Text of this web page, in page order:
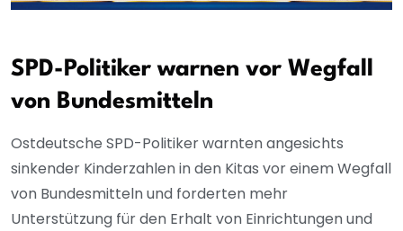
SPD-Politiker warnen vor Wegfall
von Bundesmitteln
Ostdeutsche SPD-Politiker warnten angesichts
sinkender Kinderzahlen in den Kitas vor einem Wegfall
von Bundesmitteln und forderten mehr
Unterstützung für den Erhalt von Einrichtungen und